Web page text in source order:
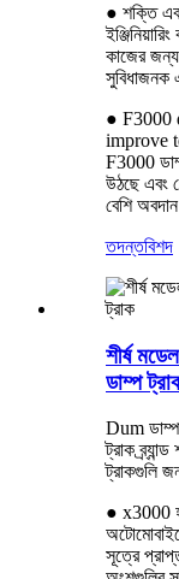
● শক্তি
কাজের জন্য
সুবিধাজনক
● F3000
improve
F3000
উঠছে এবং
বেশি
তদন্তবিশদ
শীর্ষ
ডাম্প
Dum ডাম্প
ট্রাক
ট্রাকগুলি
● x3000
সূত্রে